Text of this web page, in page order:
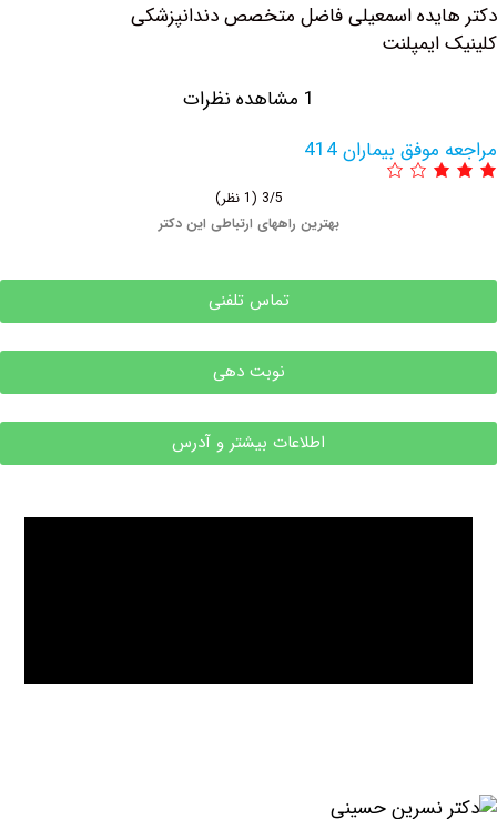
اسمعیلی فاضل متخصص دندانپزشکی
بیماران 414
بهترین راههای ارتباطی این دکتر
تماس تلفنی
نوبت دهی
اطلاعات بیشتر و آدرس